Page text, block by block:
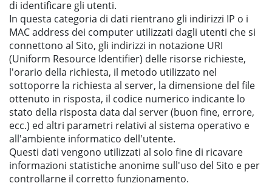
di identificare gli utenti.
In questa categoria di dati rientrano gli indirizzi IP o i
MAC address dei computer utilizzati dagli utenti che si
connettono al Sito, gli indirizzi in notazione URI
(Uniform Resource Identifier) delle risorse richieste,
l'orario della richiesta, il metodo utilizzato nel
sottoporre la richiesta al server, la dimensione del file
ottenuto in risposta, il codice numerico indicante lo
stato della risposta data dal server (buon fine, errore,
ecc.) ed altri parametri relativi al sistema operativo e
all'ambiente informatico dell'utente.
Questi dati vengono utilizzati al solo fine di ricavare
informazioni statistiche anonime sull'uso del Sito e per
controllarne il corretto funzionamento.